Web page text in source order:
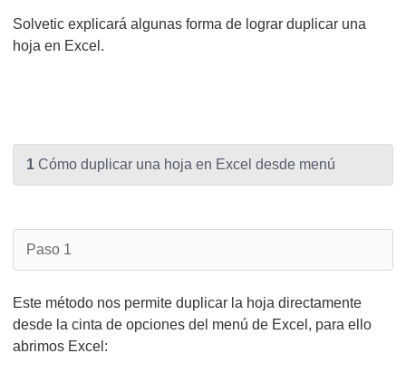
Solvetic explicará algunas forma de lograr duplicar una
hoja en Excel.
1 Cómo duplicar una hoja en Excel desde menú
Paso 1
Este método nos permite duplicar la hoja directamente
desde la cinta de opciones del menú de Excel, para ello
abrimos Excel: